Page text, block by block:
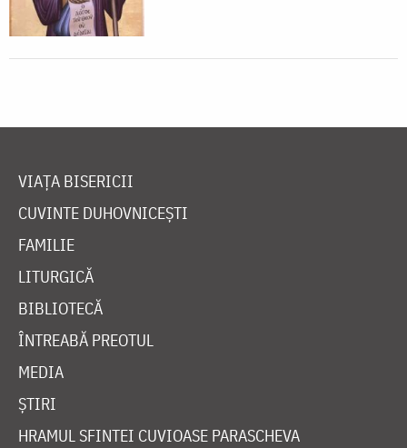
VIAȚA BISERICII
CUVINTE DUHOVNICEȘTI
FAMILIE
LITURGICĂ
BIBLIOTECĂ
ÎNTREABĂ PREOTUL
MEDIA
ȘTIRI
HRAMUL SFINTEI CUVIOASE PARASCHEVA